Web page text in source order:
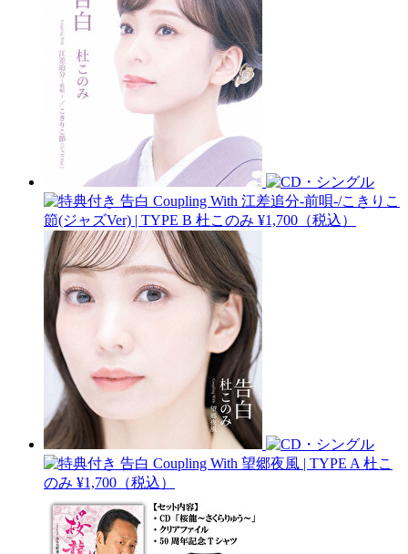
告白 Coupling With 江差追分-前唄-/こきりこ
節(ジャズVer) | TYPE B 杜このみ ¥1,700（税込）
告白 Coupling With 望郷夜風 | TYPE A 杜こ
のみ ¥1,700（税込）